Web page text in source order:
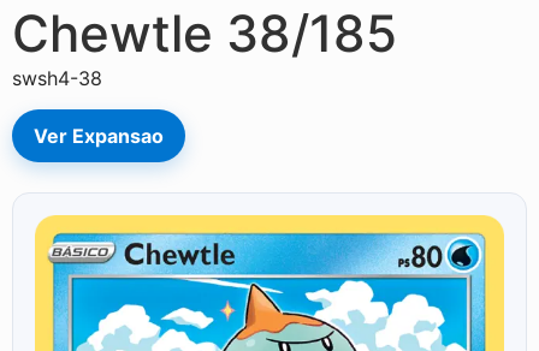
Chewtle 38/185
swsh4-38
Ver Expansao